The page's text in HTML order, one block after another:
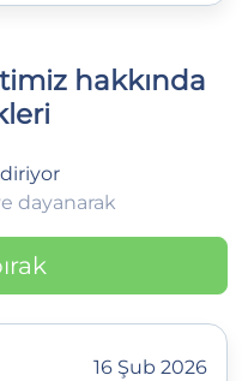
hakkında
dayanarak
16 Şub 2026